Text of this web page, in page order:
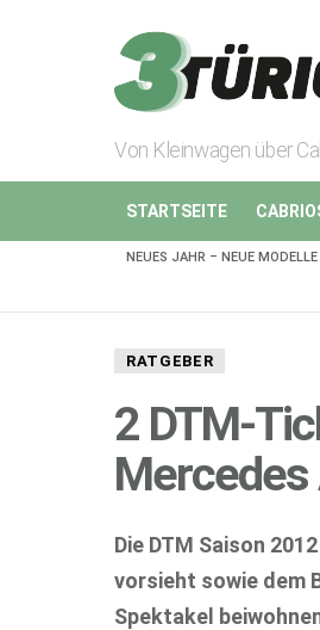
Von Kleinwagen über
STARTSEITE
AKTUELLES
NEUES JAHR – NEUE MODELLE
RATGEBER
2 DTM-
Mercedes
Die DTM Saison
vorsieht sowie dem
Spektakel